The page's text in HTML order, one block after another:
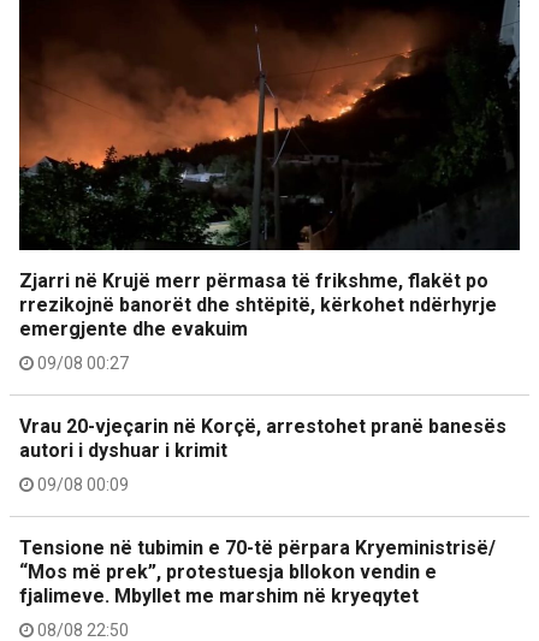
Zjarri në Krujë merr përmasa të frikshme, flakët po
rrezikojnë banorët dhe shtëpitë, kërkohet ndërhyrje
emergjente dhe evakuim
09/08 00:27
Vrau 20-vjeçarin në Korçë, arrestohet pranë banesës
autori i dyshuar i krimit
09/08 00:09
Tensione në tubimin e 70-të përpara Kryeministrisë/
“Mos më prek”, protestuesja bllokon vendin e
fjalimeve. Mbyllet me marshim në kryeqytet
08/08 22:50